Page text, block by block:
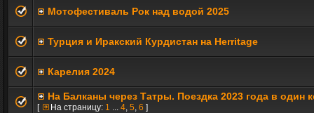
Мотофестиваль Рок над водой 2025
Турция и Иракский Курдистан на Herritage
Карелия 2024
На Балканы через Татры. Поездка 2023 года в один
[ На страницу: 1 ... 4, 5, 6 ]